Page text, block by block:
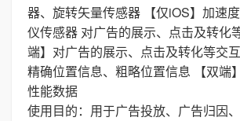
器、旋转矢量传感器 【仅iOS】加速
仪传感器 对广告的展示、点击及转化
端】对广告的展示、点击及转化等交互
精确位置信息、粗略位置信息 【双端
性能数据
使用目的：用于广告投放、广告归因